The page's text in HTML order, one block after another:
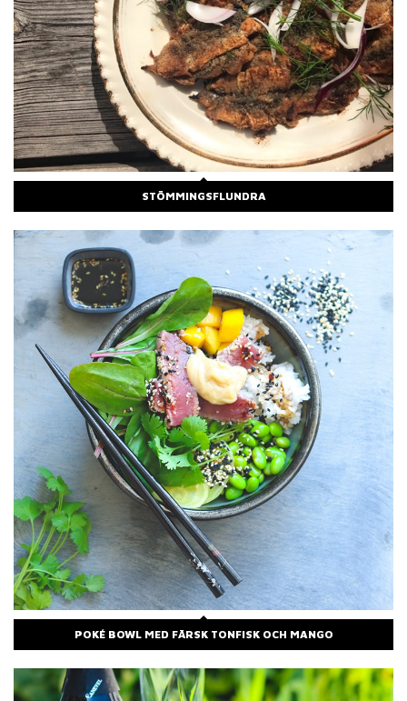
STÖMMINGSFLUNDRA
POKÉ BOWL MED FÄRSK TONFISK OCH MANGO